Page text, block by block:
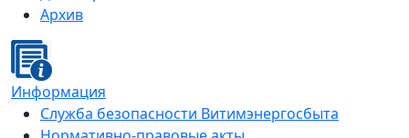
Архив
Информация
Служба безопасности Витимэнергосбыта